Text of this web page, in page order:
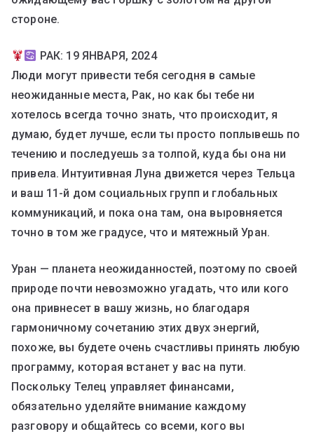
стороне.
РАК: 19 ЯНВАРЯ, 2024
Люди могут привести тебя сегодня в самые
неожиданные места, Рак, но как бы тебе ни
хотелось всегда точно знать, что происходит, я
думаю, будет лучше, если ты просто поплывешь по
течению и последуешь за толпой, куда бы она ни
привела. Интуитивная Луна движется через Тельца
и ваш 11-й дом социальных групп и глобальных
коммуникаций, и пока она там, она выровняется
точно в том же градусе, что и мятежный Уран.
Уран — планета неожиданностей, поэтому по своей
природе почти невозможно угадать, что или кого
она привнесет в вашу жизнь, но благодаря
гармоничному сочетанию этих двух энергий,
похоже, вы будете очень счастливы принять любую
программу, которая встанет у вас на пути.
Поскольку Телец управляет финансами,
обязательно уделяйте внимание каждому
разговору и общайтесь со всеми, кого вы